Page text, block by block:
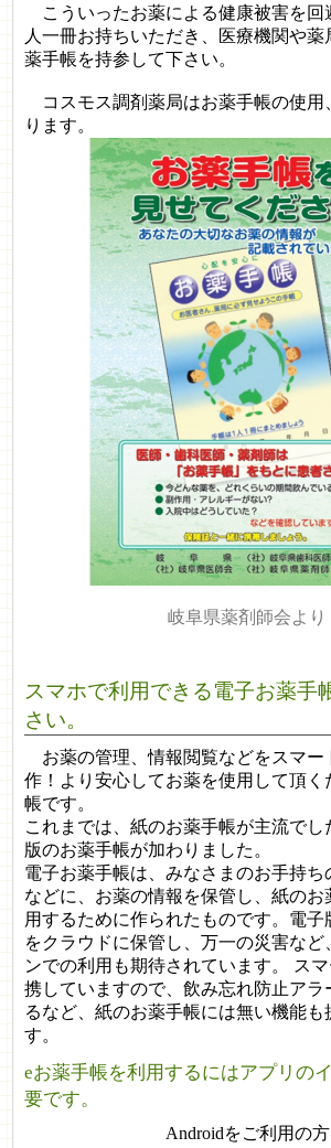
こういったお薬による健康被害を回
人一冊お持ちいただき、医療機関や薬
薬手帳を持参して下さい。
コスモス調剤薬局はお薬手帳の使用
ります。
岐阜県薬剤師会より
スマホで利用できる電子お薬手
さい。
お薬の管理、情報閲覧などをスマー
作！より安心してお薬を使用して頂く
帳です。
これまでは、紙のお薬手帳が主流でし
版のお薬手帳が加わりました。
電子お薬手帳は、みなさまのお手持ち
などに、お薬の情報を保管し、紙のお
用するために作られたものです。電子
をクラウドに保管し、万一の災害など
ンでの利用も期待されています。 ス
携していますので、飲み忘れ防止アラ
るなど、紙のお薬手帳には無い機能も
す。
eお薬手帳を利用するにはアプリの
要です。
Androidをご利用の方